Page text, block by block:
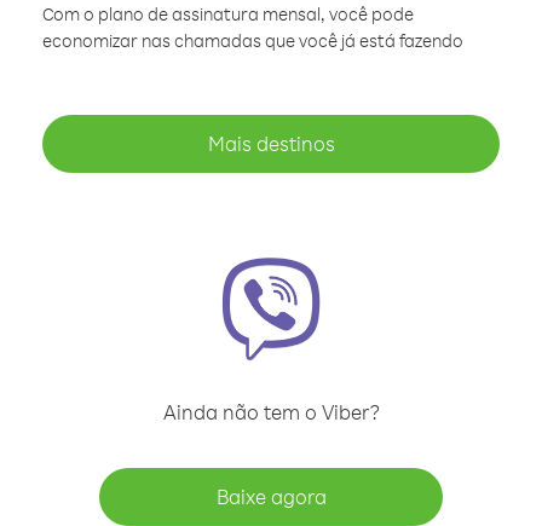
Com o plano de assinatura mensal, você pode
economizar nas chamadas que você já está fazendo
Mais destinos
Ainda não tem o Viber?
Baixe agora